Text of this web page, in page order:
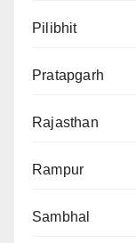
Pilibhit
Pratapgarh
Rajasthan
Rampur
Sambhal